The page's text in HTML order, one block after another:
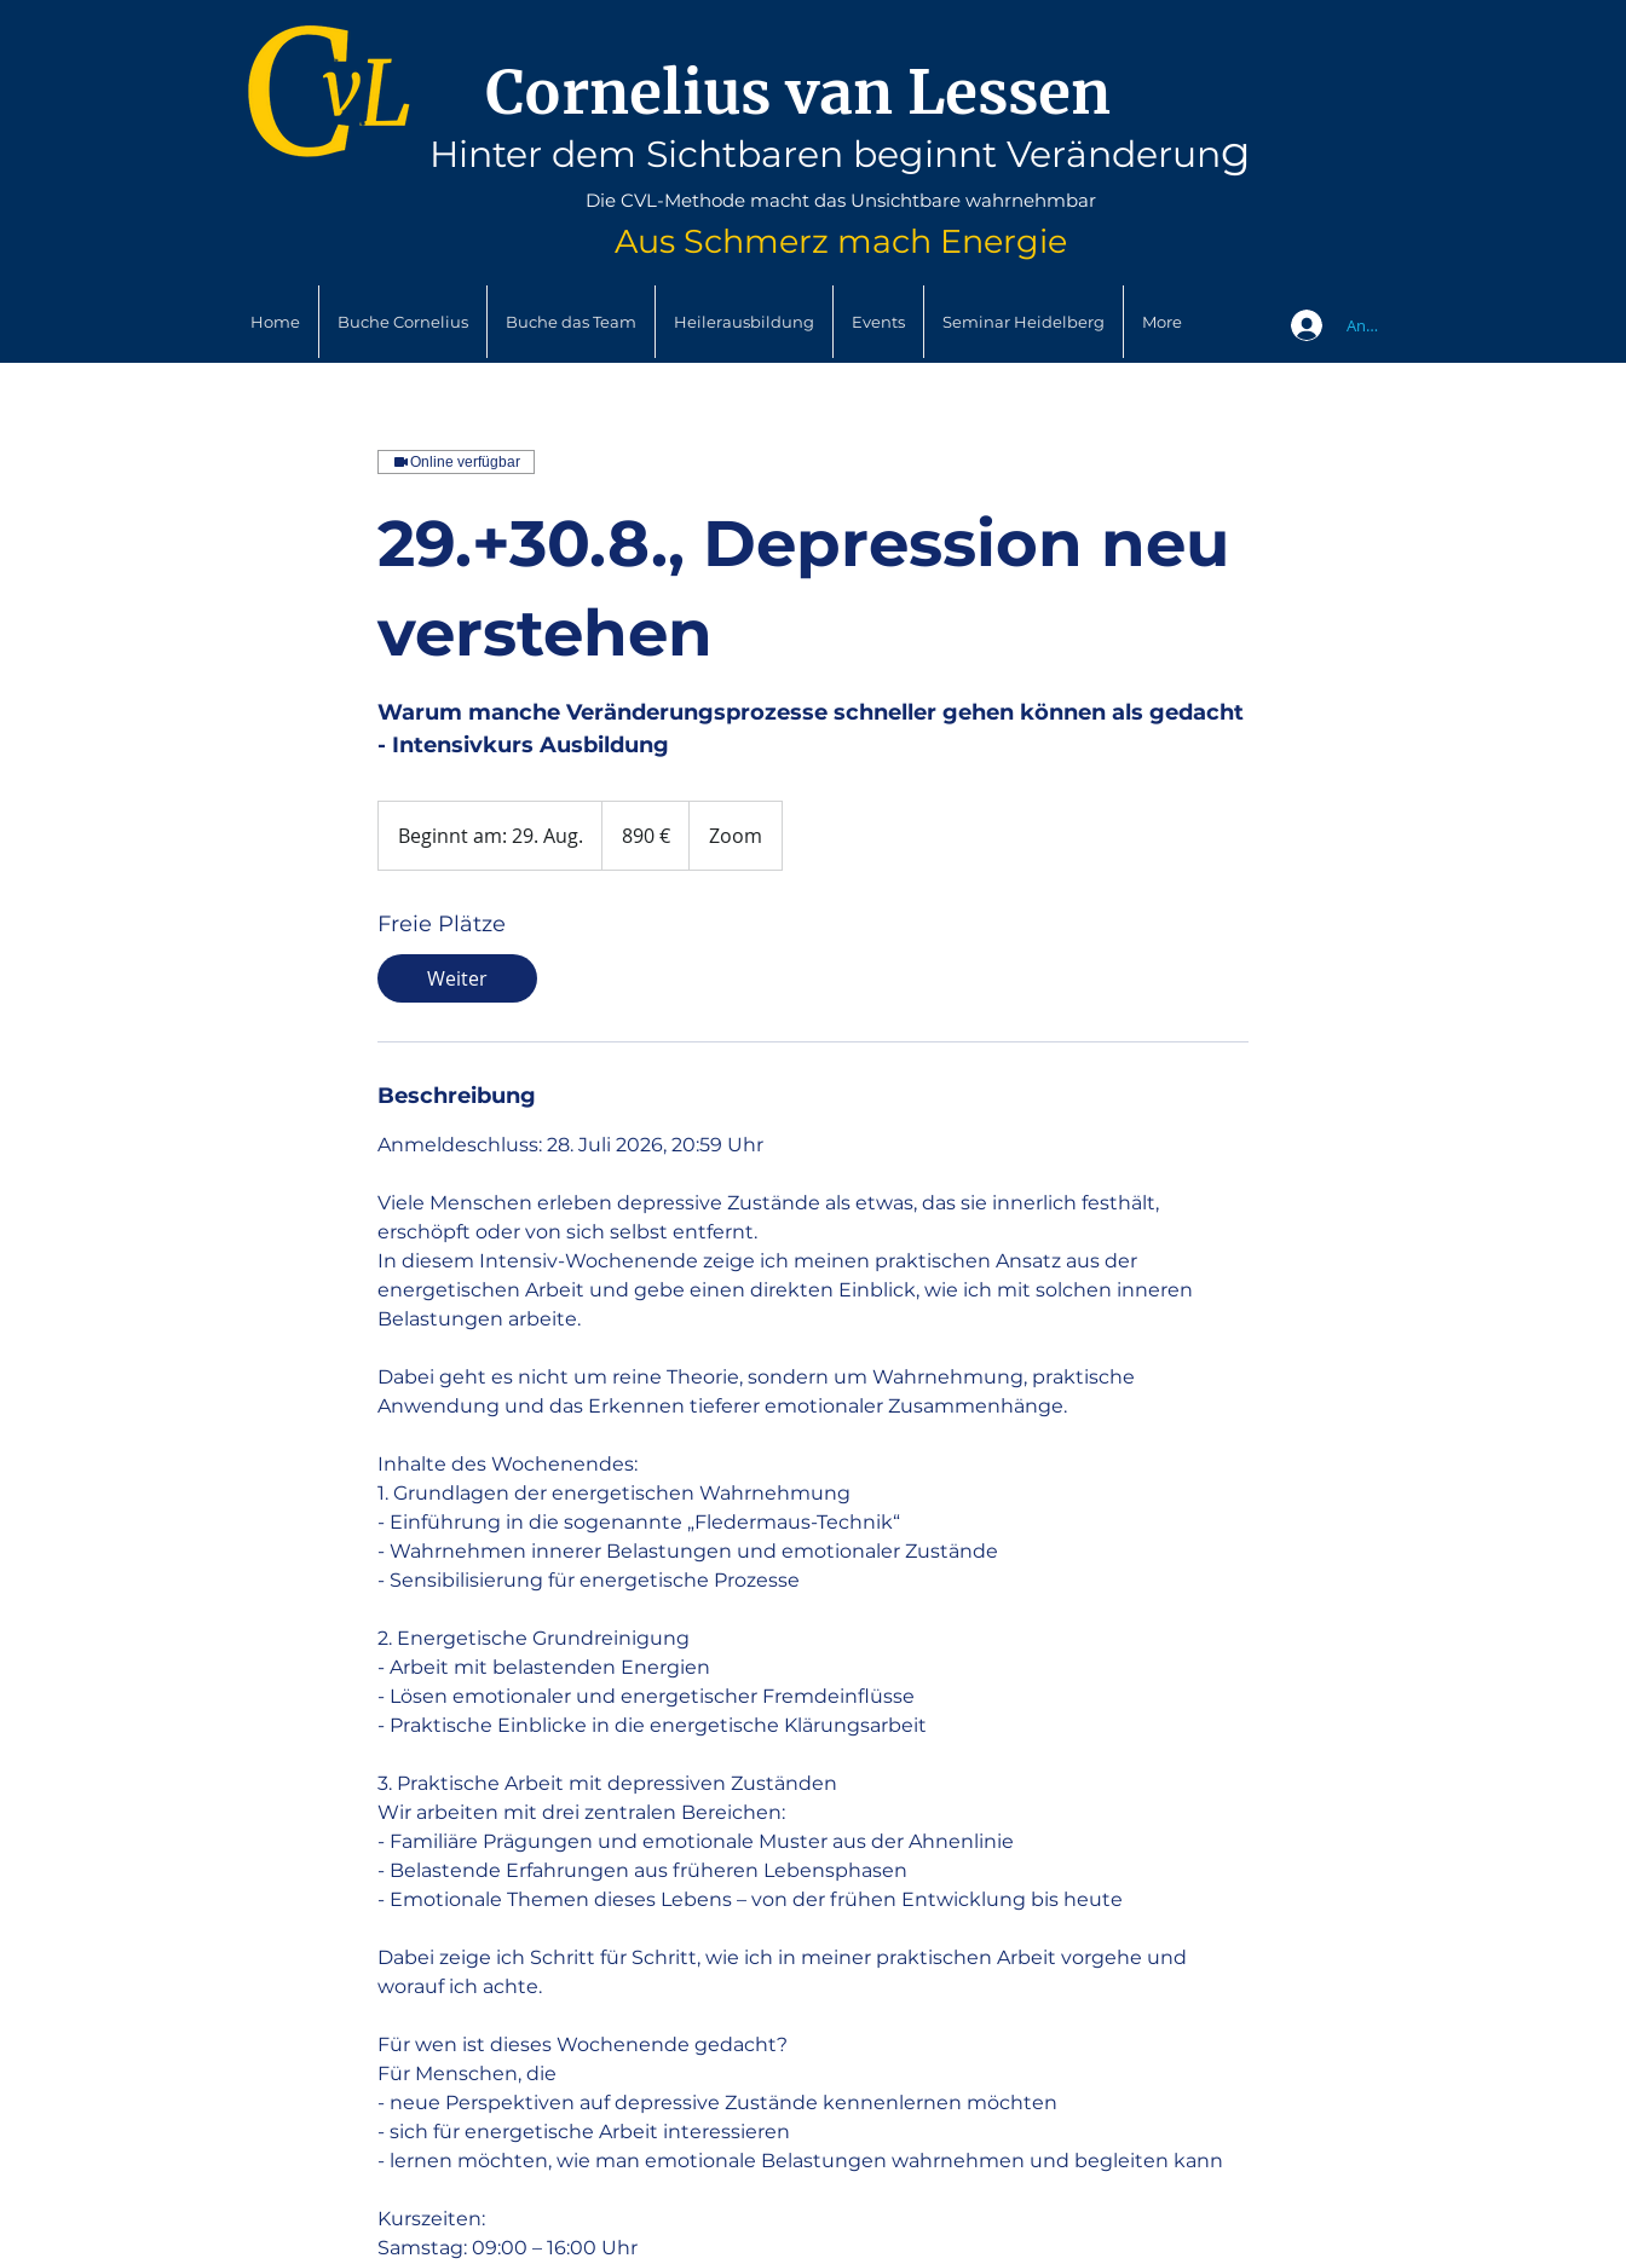
Cornelius van Lessen
Hinter dem Sichtbaren beginnt Veränderung
Die CVL-Methode macht das Unsichtbare wahrnehmbar
Aus Schmerz mach Energie
Home Buche Cornelius Buche das Team Heilerausbildung Events Seminar Heidelberg More Anmelden
Online verfügbar
29.+30.8., Depression neu
verstehen
Warum manche Veränderungsprozesse schneller gehen können als gedacht
- Intensivkurs Ausbildung
Beginnt am: 29. Aug.
e
a
9
A
u
g
890 € Zoom
Freie Plätze
Weiter
Beschreibung
Anmeldeschluss: 28. Juli 2026, 20:59 Uhr
Viele Menschen erleben depressive Zustände als etwas, das sie innerlich festhält,
erschöpft oder von sich selbst entfernt.
In diesem Intensiv-Wochenende zeige ich meinen praktischen Ansatz aus der
energetischen Arbeit und gebe einen direkten Einblick, wie ich mit solchen inneren
Belastungen arbeite.
Dabei geht es nicht um reine Theorie, sondern um Wahrnehmung, praktische
Anwendung und das Erkennen tieferer emotionaler Zusammenhänge.
Inhalte des Wochenendes:
1. Grundlagen der energetischen Wahrnehmung
- Einführung in die sogenannte „Fledermaus-Technik“
- Wahrnehmen innerer Belastungen und emotionaler Zustände
- Sensibilisierung für energetische Prozesse
2. Energetische Grundreinigung
- Arbeit mit belastenden Energien
- Lösen emotionaler und energetischer Fremdeinflüsse
- Praktische Einblicke in die energetische Klärungsarbeit
3. Praktische Arbeit mit depressiven Zuständen
Wir arbeiten mit drei zentralen Bereichen:
- Familiäre Prägungen und emotionale Muster aus der Ahnenlinie
- Belastende Erfahrungen aus früheren Lebensphasen
- Emotionale Themen dieses Lebens – von der frühen Entwicklung bis heute
Dabei zeige ich Schritt für Schritt, wie ich in meiner praktischen Arbeit vorgehe und
worauf ich achte.
Für wen ist dieses Wochenende gedacht?
Für Menschen, die
- neue Perspektiven auf depressive Zustände kennenlernen möchten
- sich für energetische Arbeit interessieren
- lernen möchten, wie man emotionale Belastungen wahrnehmen und begleiten kann
Kurszeiten:
Samstag: 09:00 – 16:00 Uhr